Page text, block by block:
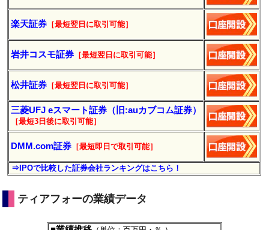
楽天証券 ［最短翌日に取引可能］
岩井コスモ証券 ［最短翌日に取引可能］
松井証券 ［最短翌日に取引可能］
三菱UFJ eスマート証券（旧:auカブコム証券）
［最短3日後に取引可能］
DMM.com証券 ［最短即日で取引可能］
⇒IPOで比較した証券会社ランキングはこちら！
ティアフォーの業績データ